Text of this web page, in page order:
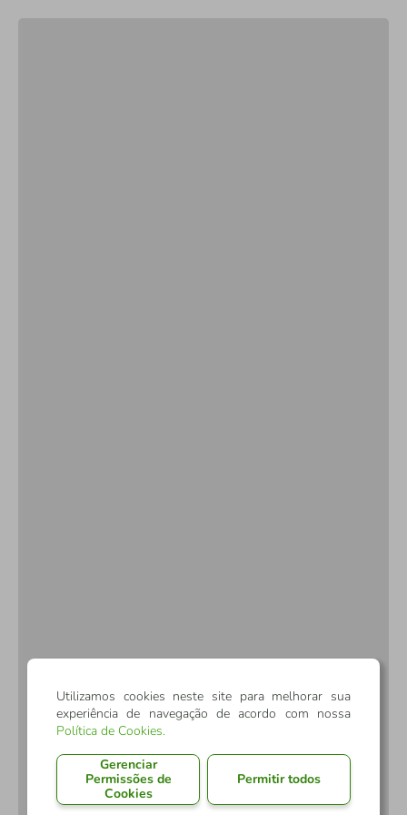
Utilizamos cookies neste site para melhorar sua
experiência de navegação de acordo com nossa
Política de Cookies.
Gerenciar
Permissões de
Cookies
Permitir todos